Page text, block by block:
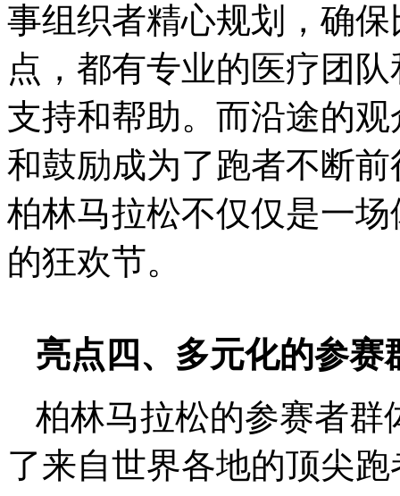
事组织者精心规划，确
点，都有专业的医疗团
支持和帮助。而沿途的
和鼓励成为了跑者不断
柏林马拉松不仅仅是一
的狂欢节。
亮点四、多元化的参赛
柏林马拉松的参赛者群
了来自世界各地的顶尖